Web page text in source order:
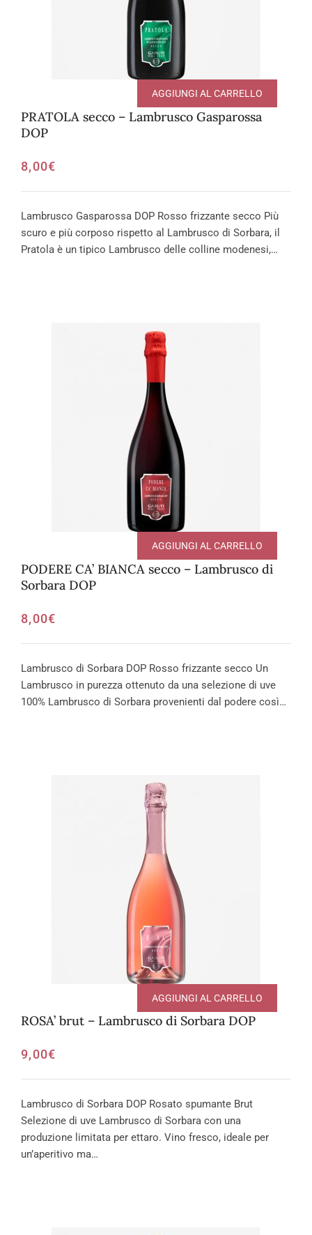
PRATOLA secco – Lambrusco Gasparossa
DOP
8,00€
AGGIUNGI AL CARRELLO
Lambrusco Gasparossa DOP Rosso frizzante secco Più
scuro e più corposo rispetto al Lambrusco di Sorbara, il
Pratola è un tipico Lambrusco delle colline modenesi,…
PODERE CA’ BIANCA secco – Lambrusco di
Sorbara DOP
8,00€
AGGIUNGI AL CARRELLO
Lambrusco di Sorbara DOP Rosso frizzante secco Un
Lambrusco in purezza ottenuto da una selezione di uve
100% Lambrusco di Sorbara provenienti dal podere così…
ROSA’ brut – Lambrusco di Sorbara DOP
9,00€
AGGIUNGI AL CARRELLO
Lambrusco di Sorbara DOP Rosato spumante Brut
Selezione di uve Lambrusco di Sorbara con una
produzione limitata per ettaro. Vino fresco, ideale per
un’aperitivo ma…